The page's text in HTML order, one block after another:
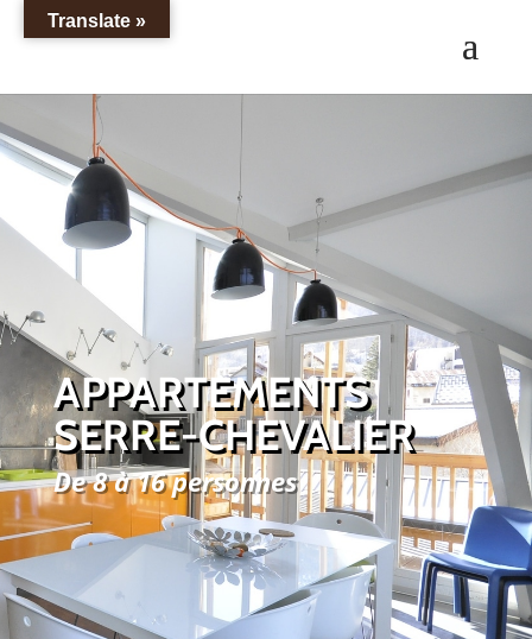
APPARTEMENTS
SERRE-CHEVALIER
De 8 à 16 personnes
Translate »